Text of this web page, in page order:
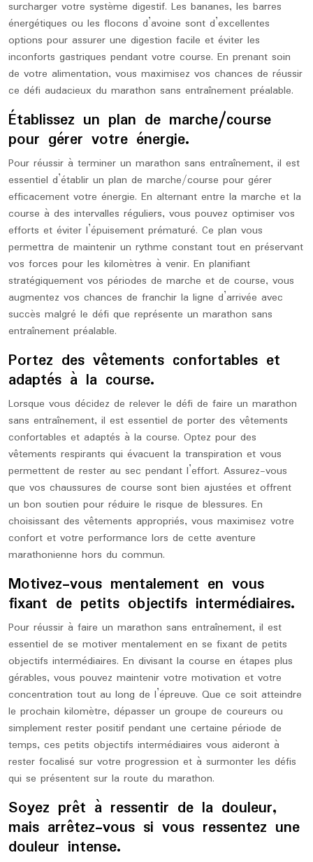
surcharger votre système digestif. Les bananes, les barres
énergétiques ou les flocons d’avoine sont d’excellentes
options pour assurer une digestion facile et éviter les
inconforts gastriques pendant votre course. En prenant soin
de votre alimentation, vous maximisez vos chances de réussir
ce défi audacieux du marathon sans entraînement préalable.
Établissez un plan de marche/course
pour gérer votre énergie.
Pour réussir à terminer un marathon sans entraînement, il est
essentiel d’établir un plan de marche/course pour gérer
efficacement votre énergie. En alternant entre la marche et la
course à des intervalles réguliers, vous pouvez optimiser vos
efforts et éviter l’épuisement prématuré. Ce plan vous
permettra de maintenir un rythme constant tout en préservant
vos forces pour les kilomètres à venir. En planifiant
stratégiquement vos périodes de marche et de course, vous
augmentez vos chances de franchir la ligne d’arrivée avec
succès malgré le défi que représente un marathon sans
entraînement préalable.
Portez des vêtements confortables et
adaptés à la course.
Lorsque vous décidez de relever le défi de faire un marathon
sans entraînement, il est essentiel de porter des vêtements
confortables et adaptés à la course. Optez pour des
vêtements respirants qui évacuent la transpiration et vous
permettent de rester au sec pendant l’effort. Assurez-vous
que vos chaussures de course sont bien ajustées et offrent
un bon soutien pour réduire le risque de blessures. En
choisissant des vêtements appropriés, vous maximisez votre
confort et votre performance lors de cette aventure
marathonienne hors du commun.
Motivez-vous mentalement en vous
fixant de petits objectifs intermédiaires.
Pour réussir à faire un marathon sans entraînement, il est
essentiel de se motiver mentalement en se fixant de petits
objectifs intermédiaires. En divisant la course en étapes plus
gérables, vous pouvez maintenir votre motivation et votre
concentration tout au long de l’épreuve. Que ce soit atteindre
le prochain kilomètre, dépasser un groupe de coureurs ou
simplement rester positif pendant une certaine période de
temps, ces petits objectifs intermédiaires vous aideront à
rester focalisé sur votre progression et à surmonter les défis
qui se présentent sur la route du marathon.
Soyez prêt à ressentir de la douleur,
mais arrêtez-vous si vous ressentez une
douleur intense.